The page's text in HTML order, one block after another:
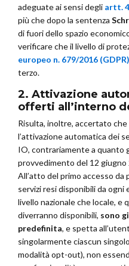
adeguate ai sensi degli artt.
più che dopo la sentenza
di fuori dello spazio
verificare che il livello di
europeo n. 679/2016 (GDPR)
terzo.
2. Attivazione
offerti all’interno
Risulta, inoltre, accertato
l’attivazione automatica dei
IO, contrariamente a quanto
provvedimento del 12 giugno
All’atto del primo accesso
servizi resi disponibili da ogni
livello nazionale che locale, e
diverranno disponibili, sono
predefinita, e spetta
singolarmente ciascun
modalità opt-out), non